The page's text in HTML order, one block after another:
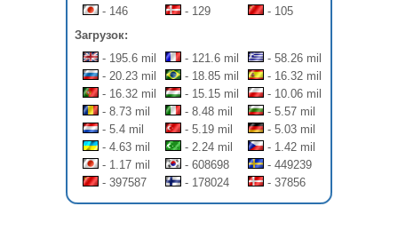
- 146
- 129
- 105
Загрузок:
- 195.6 mil
- 121.6 mil
- 58.26 mil
- 20.23 mil
- 18.85 mil
- 16.32 mil
- 16.32 mil
- 15.15 mil
- 10.06 mil
- 8.73 mil
- 8.48 mil
- 5.57 mil
- 5.4 mil
- 5.19 mil
- 5.03 mil
- 4.63 mil
- 2.24 mil
- 1.42 mil
- 1.17 mil
- 608698
- 449239
- 397587
- 178024 - 37856